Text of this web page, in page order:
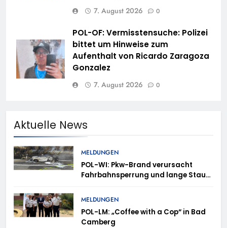
7. August 2026 0
POL-OF: Vermisstensuche: Polizei
bittet um Hinweise zum
Aufenthalt von Ricardo Zaragoza
Gonzalez
7. August 2026 0
Aktuelle News
MELDUNGEN
POL-WI: Pkw-Brand verursacht
Fahrbahnsperrung und lange Staus
MELDUNGEN
POL-LM: „Coffee with a Cop“ in Bad
Camberg